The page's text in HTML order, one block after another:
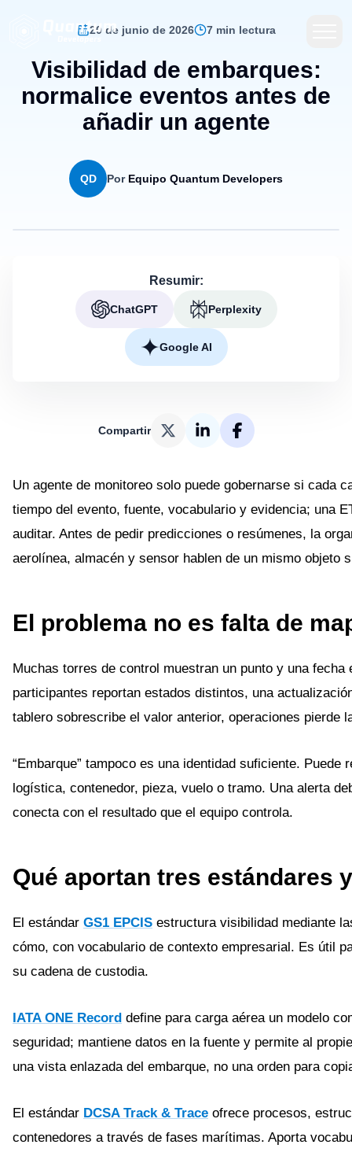
20 de junio de 2026 7 min lectura
Visibilidad de embarques:
normalice eventos antes de
añadir un agente
QD Por Equipo Quantum Developers
Resumir:
ChatGPT Perplexity
Google AI
Compartir
Un agente de monitoreo solo puede gobernarse si cada
tiempo del evento, fuente, vocabulario y evidencia; una
auditar. Antes de pedir predicciones o resúmenes, la
aerolínea, almacén y sensor hablen de un mismo objeto
El problema no es falta de
Muchas torres de control muestran un punto y una
participantes reportan estados distintos, una
tablero sobrescribe el valor anterior, operaciones pierde
“Embarque” tampoco es una identidad suficiente.
logística, contenedor, pieza, vuelo o tramo. Una alerta
conecta con el resultado que el equipo controla.
Qué aportan tres estándares
El estándar GS1 EPCIS estructura visibilidad mediante
cómo, con vocabulario de contexto empresarial. Es útil
su cadena de custodia.
IATA ONE Record define para carga aérea un modelo
seguridad; mantiene datos en la fuente y permite al
una vista enlazada del embarque, no una orden para
El estándar DCSA Track & Trace ofrece procesos,
contenedores a través de fases marítimas. Aporta